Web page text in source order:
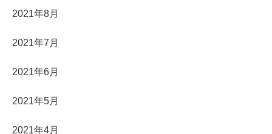
2021年8月
2021年7月
2021年6月
2021年5月
2021年4月